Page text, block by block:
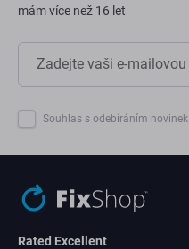
mám více než 16 let
Souhlas s odebíráním novinek
Rated Excellent